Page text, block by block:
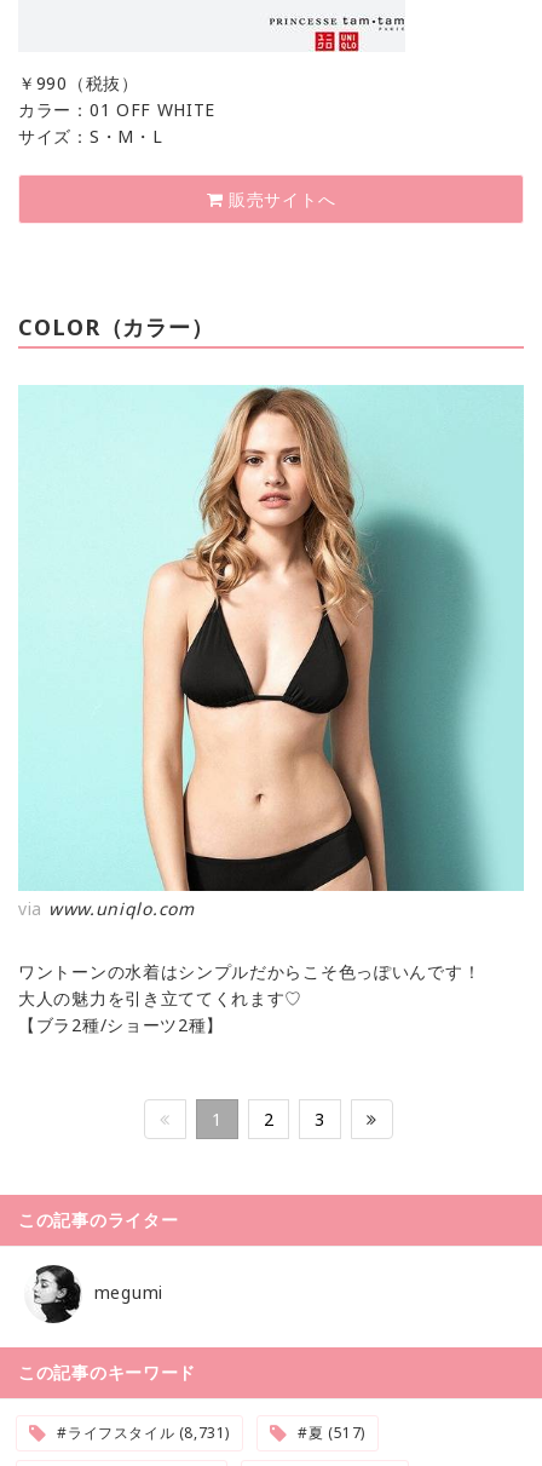
￥ 990（税抜）
カラー：01 OFF WHITE
サイズ：S・M・L
販売サイトへ
COLOR（カラー）
via www.uniqlo.com
ワントーンの水着はシンプルだからこそ色っぽいんです！
大人の魅力を引き立ててくれます♡
【ブラ2種/ショーツ2種】
1 2 3
この記事のライター
megumi
この記事のキーワード
#ライフスタイル (8,731) #夏 (517)